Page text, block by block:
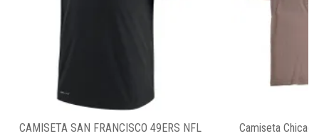
CAMISETA SAN FRANCISCO 49ERS NFL
Camiseta